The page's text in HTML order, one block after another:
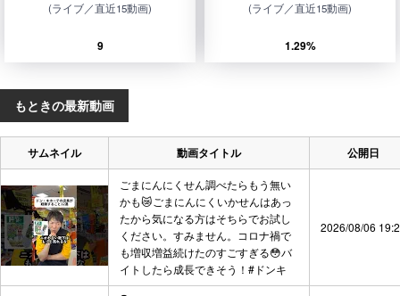
(ライブ／直近15動画)
9
(ライブ／直近15動画)
1.29%
もときの最新動画
サムネイル 動画タイトル 公開日
ごまにんにくせん調べたらもう無い
かも😿ごまにんにくいかせんはあっ
たから気になる方はそちらでお試し
ください。すみません。コロナ禍で
も増収増益続けたのすごすぎる😳バ
イトしたら成長できそう！#ドンキ
2026/08/06